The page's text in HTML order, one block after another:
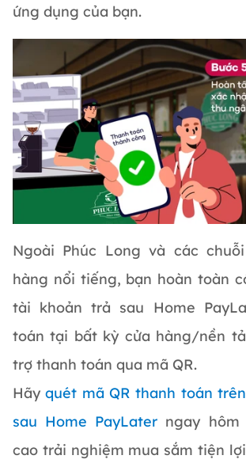
ứng dụng của bạn.
Ngoài Phúc Long và các
hàng nổi tiếng, bạn hoàn toàn
tài khoản trả sau Home
toán tại bất kỳ cửa hàng/nền
trợ thanh toán qua mã QR.
Hãyquét mã QR thanh toán
sau Home PayLater ngay
cao trải nghiệm mua sắm tiện